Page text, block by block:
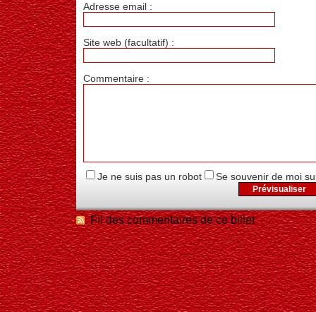
Adresse email :
Site web (facultatif) :
Commentaire :
Je ne suis pas un robot Se souvenir de moi
Fil des commentaires de ce billet